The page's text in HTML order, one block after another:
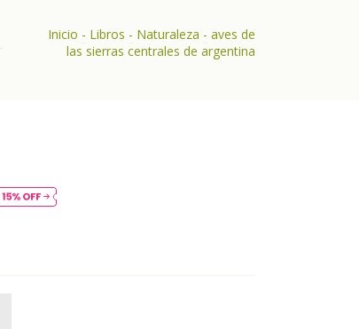
Inicio - Libros - Naturaleza - aves de
las sierras centrales de argentina